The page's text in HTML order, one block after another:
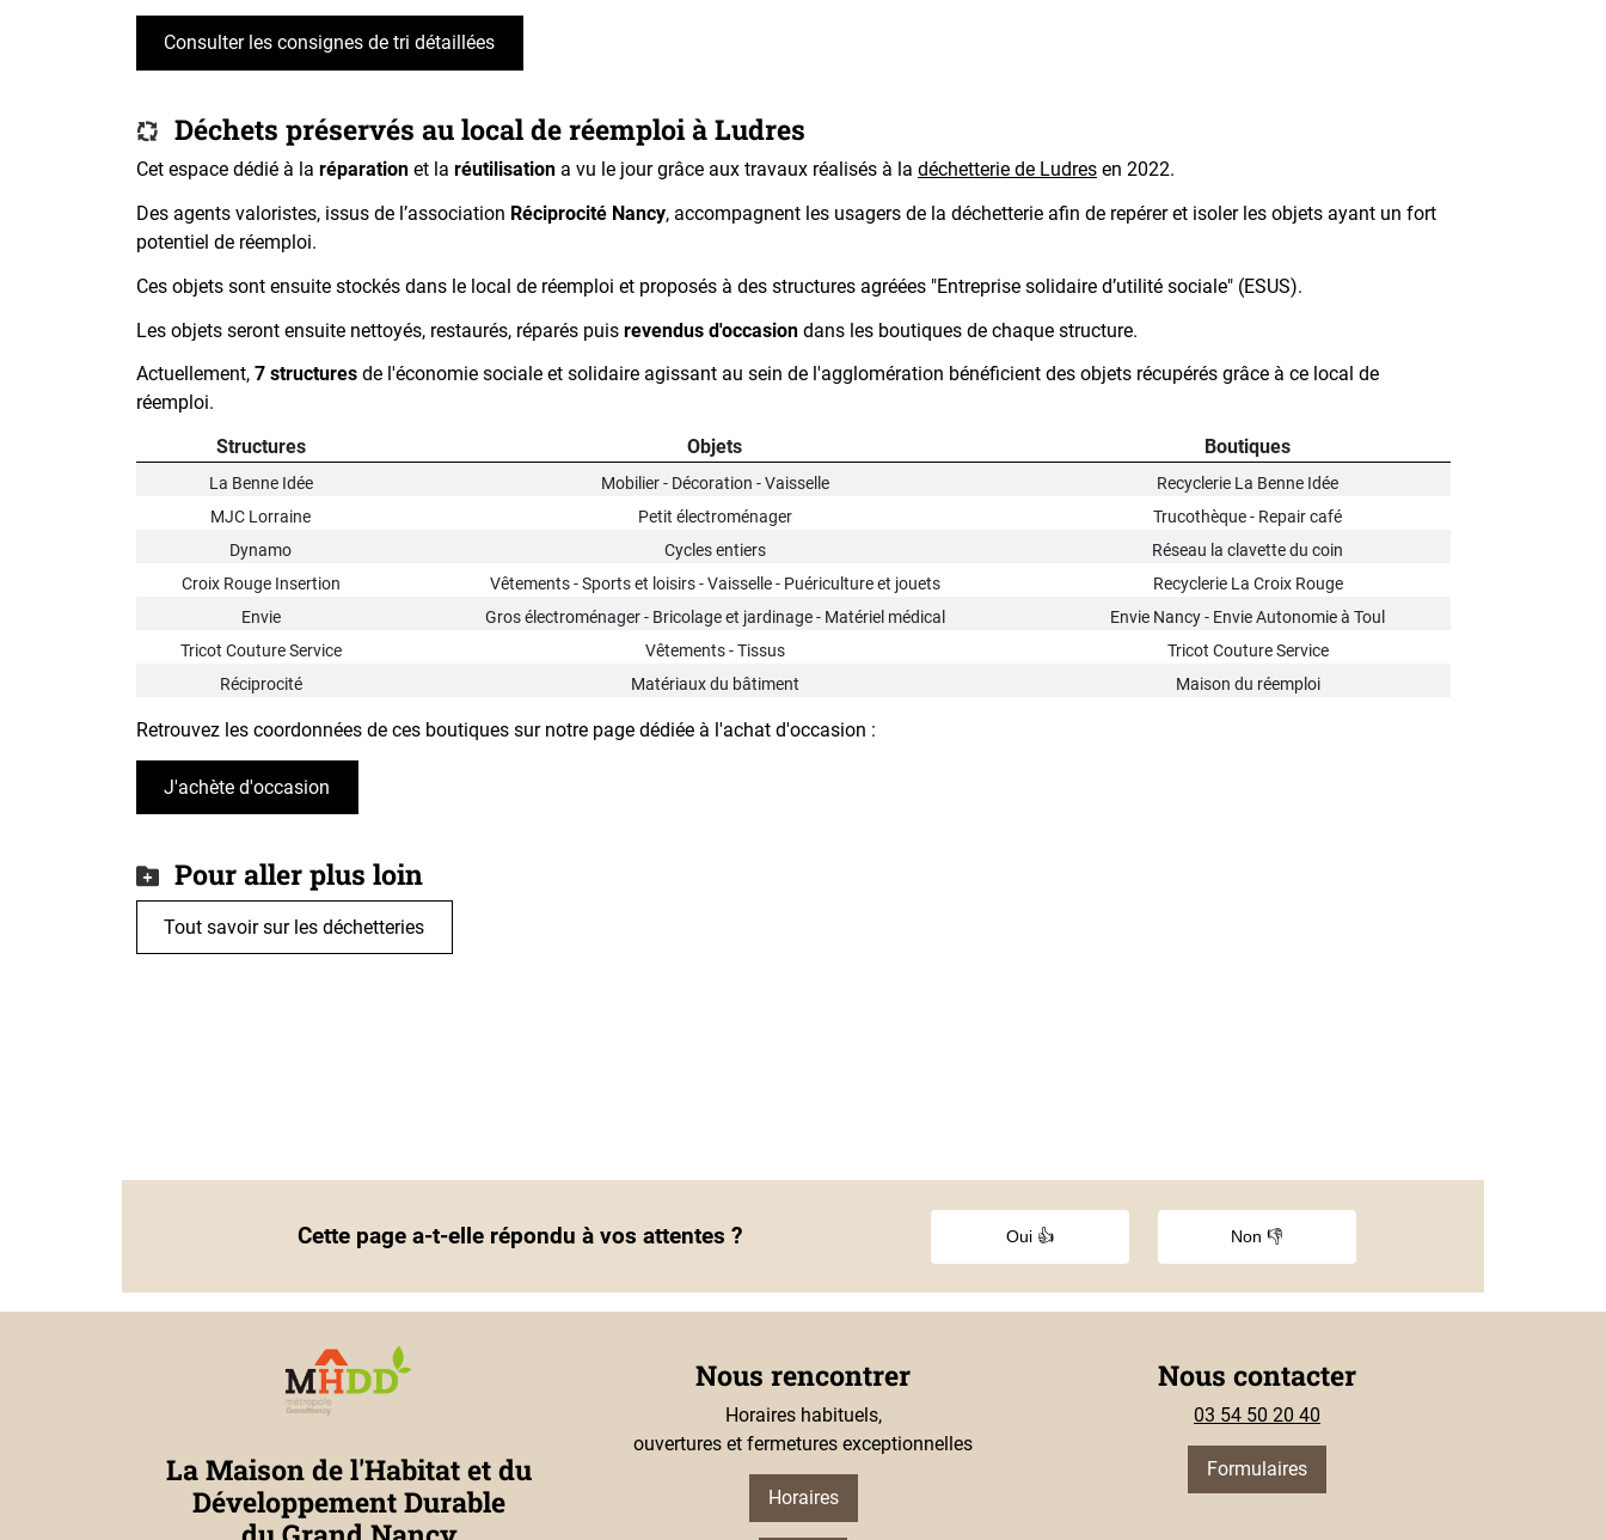
Consulter les consignes de tri détaillées
Déchets préservés au local de réemploi à Ludres
Cet espace dédié à la réparation et la réutilisation a vu le jour grâce aux travaux réalisés à la déchetterie de Ludres en 2022.
Des agents valoristes, issus de l’association Réciprocité Nancy, accompagnent les usagers de la déchetterie afin de repérer et isoler les objets ayant un fort
potentiel de réemploi.
Ces objets sont ensuite stockés dans le local de réemploi et proposés à des structures agréées "Entreprise solidaire d’utilité sociale" (ESUS).
Les objets seront ensuite nettoyés, restaurés, réparés puis revendus d'occasion dans les boutiques de chaque structure.
Actuellement, 7 structures de l'économie sociale et solidaire agissant au sein de l'agglomération bénéficient des objets récupérés grâce à ce local de
réemploi.
Structures
Objets Boutiques
La Benne Idée Mobilier - Décoration - Vaisselle
Recyclerie La Benne Idée
MJC Lorraine
Petit électroménager
Trucothèque - Repair café
Dynamo
Cycles entiers
Réseau la clavette du coin
Croix Rouge Insertion
Vêtements - Sports et loisirs - Vaisselle - Puériculture et jouets
Recyclerie La Croix Rouge
Envie
Gros électroménager - Bricolage et jardinage - Matériel médical
Envie Nancy - Envie Autonomie à Toul
Tricot Couture Service
Vêtements - Tissus
Tricot Couture Service
Réciprocité
Matériaux du bâtiment Maison du réemploi
Retrouvez les coordonnées de ces boutiques sur notre page dédiée à l'achat d'occasion :
J'achète d'occasion
Pour aller plus loin
Tout savoir sur les déchetteries
Cette page a-t-elle répondu à vos attentes ? Oui 👍 Non 👎
La Maison de l'Habitat et du
Développement Durable
Nous rencontrer
Horaires habituels,
ouvertures et fermetures exceptionnelles
Horaires
Nous contacter
03 54 50 20 40
Formulaires